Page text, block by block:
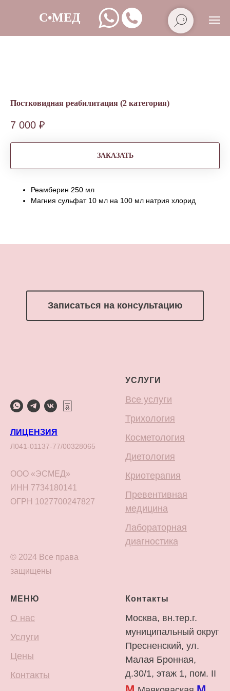
Постковидная реабилитация (2 категория)
7 000 ₽
ЗАКАЗАТЬ
Реамберин 250 мл
Магния сульфат 10 мл на 100 мл натрия хлорид
Записаться на консультацию
ЛИЦЕНЗИЯ
Л041-01137-77/00328065
ООО «ЭСМЕД»
ИНН 7734180141
ОГРН 1027700247827
© 2024 Все права
защищены
УСЛУГИ
Все услуги
Трихология
Косметология
Диетология
Криотерапия
Превентивная
медицина
Лабораторная
диагностика
МЕНЮ
О нас
Услуги
Цены
Контакты
Контакты
Москва, вн.тер.г.
муниципальный округ
Пресненский, ул.
Малая Бронная,
д.30/1, этаж 1, пом. II